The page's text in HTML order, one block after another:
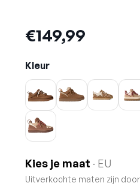
Prijs:
€149,99
Kleur
Kies je maat · EU
Uitverkochte maten zijn